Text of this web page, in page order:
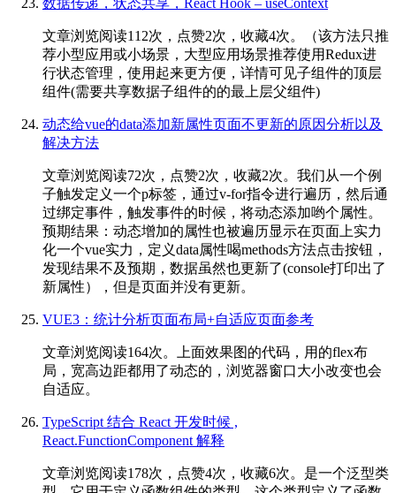
文章浏览阅读112次，点赞2次，收藏4次。（该方法只推
荐小型应用或小场景，大型应用场景推荐使用Redux进
行状态管理，使用起来更方便，详情可见子组件的顶层
组件(需要共享数据子组件的的最上层父组件)
动态给vue的data添加新属性页面不更新的原因分析以及
解决方法
文章浏览阅读72次，点赞2次，收藏2次。我们从一个例
子触发定义一个p标签，通过v-for指令进行遍历，然后通
过绑定事件，触发事件的时候，将动态添加哟个属性。
预期结果：动态增加的属性也被遍历显示在页面上实力
化一个vue实力，定义data属性喝methods方法点击按钮，
发现结果不及预期，数据虽然也更新了(console打印出了
新属性），但是页面并没有更新。
VUE3：统计分析页面布局+自适应页面参考
文章浏览阅读164次。上面效果图的代码，用的flex布
局，宽高边距都用了动态的，浏览器窗口大小改变也会
自适应。
TypeScript 结合 React 开发时候 ,
React.FunctionComponent 解释
文章浏览阅读178次，点赞4次，收藏6次。是一个泛型类